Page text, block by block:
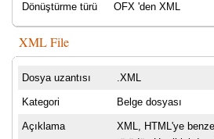
Dönüştürme türü OFX 'den XML
XML File
Dosya uzantısı .XML
Kategori Belge dosyası
Açıklama
XML, HTML'ye